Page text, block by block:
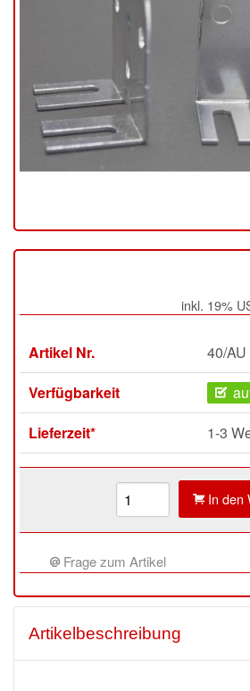
inkl. 19%
Artikel Nr.
40/AU
Verfügbarkeit
Lieferzeit*
1-3
In den
Frage zum Artikel
Artikelbeschreibung